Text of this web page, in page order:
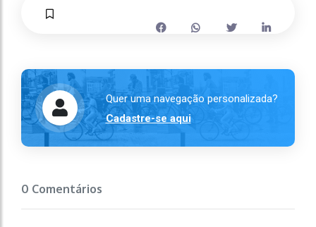
Quer uma navegação personalizada?
Cadastre-se aqui
0 Comentários